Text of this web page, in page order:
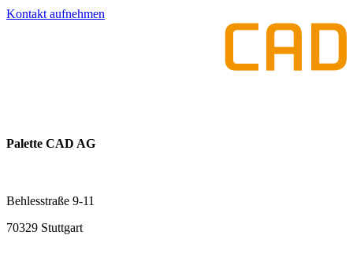
Kontakt aufnehmen
Palette CAD AG
Behlesstraße 9-11
70329 Stuttgart